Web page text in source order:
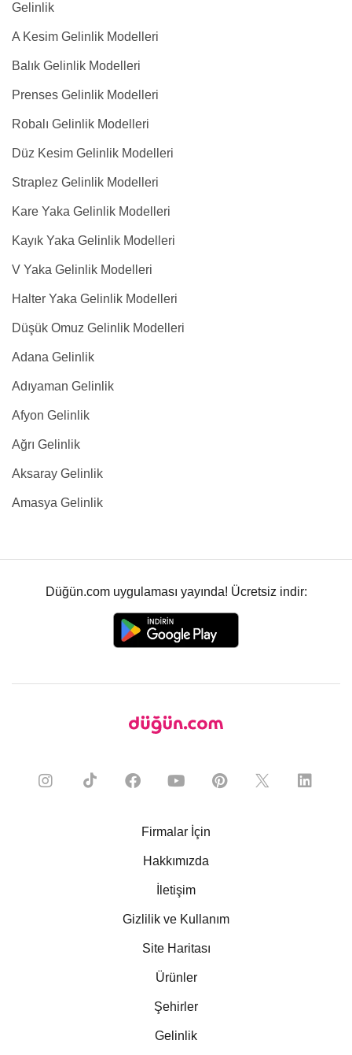
Gelinlik
A Kesim Gelinlik Modelleri
Balık Gelinlik Modelleri
Prenses Gelinlik Modelleri
Robalı Gelinlik Modelleri
Düz Kesim Gelinlik Modelleri
Straplez Gelinlik Modelleri
Kare Yaka Gelinlik Modelleri
Kayık Yaka Gelinlik Modelleri
V Yaka Gelinlik Modelleri
Halter Yaka Gelinlik Modelleri
Düşük Omuz Gelinlik Modelleri
Adana Gelinlik
Adıyaman Gelinlik
Afyon Gelinlik
Ağrı Gelinlik
Aksaray Gelinlik
Amasya Gelinlik
Düğün.com uygulaması yayında! Ücretsiz indir:
Firmalar İçin
Hakkımızda
İletişim
Gizlilik ve Kullanım
Site Haritası
Ürünler
Şehirler
Gelinlik